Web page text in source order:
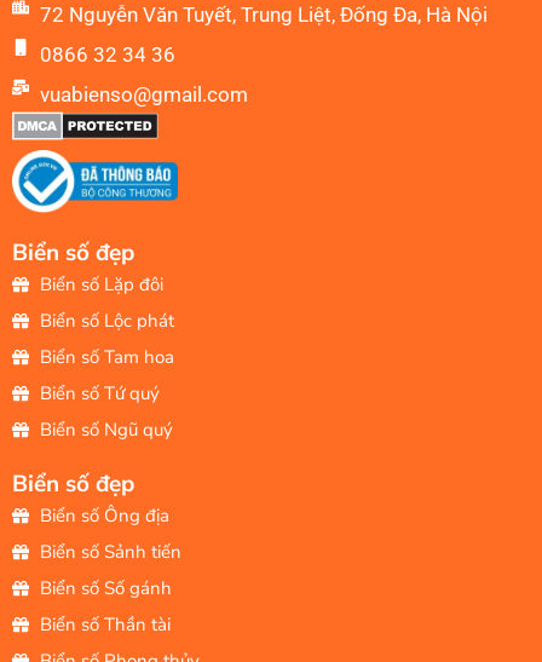
72 Nguyễn Văn Tuyết, Trung Liệt, Đống Đa, Hà Nội
0866 32 34 36
vuabienso@gmail.com
Biển số đẹp
Biển số Lặp đôi
Biển số Lộc phát
Biển số Tam hoa
Biển số Tứ quý
Biển số Ngũ quý
Biển số đẹp
Biển số Ông địa
Biển số Sảnh tiến
Biển số Số gánh
Biển số Thần tài